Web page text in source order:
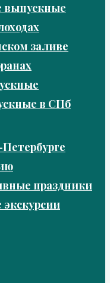
выпускные
заливе
в СПб
праздники